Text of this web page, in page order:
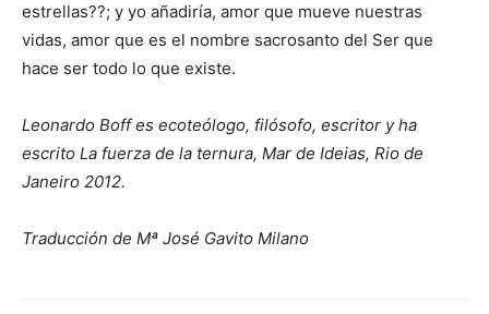
estrellas??; y yo añadiría, amor que mueve nuestras
vidas, amor que es el nombre sacrosanto del Ser que
hace ser todo lo que existe.
Leonardo Boff es ecoteólogo, filósofo, escritor y ha
escrito La fuerza de la ternura, Mar de Ideias, Rio de
Janeiro 2012.
Traducción de Mª José Gavito Milano